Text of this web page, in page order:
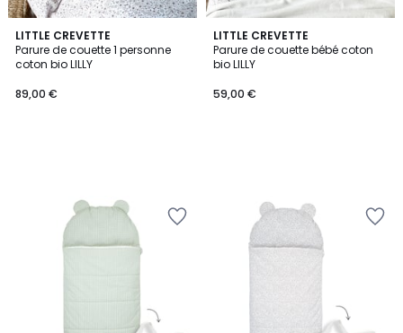
LITTLE CREVETTE
Parure de couette 1 personne
coton bio LILLY
89,00 €
LITTLE CREVETTE
Parure de couette bébé coton
bio LILLY
59,00 €